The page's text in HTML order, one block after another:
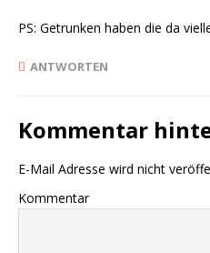
PS: Getrunken haben die da
ANTWORTEN
Kommentar
E-Mail Adresse wird nicht
Kommentar